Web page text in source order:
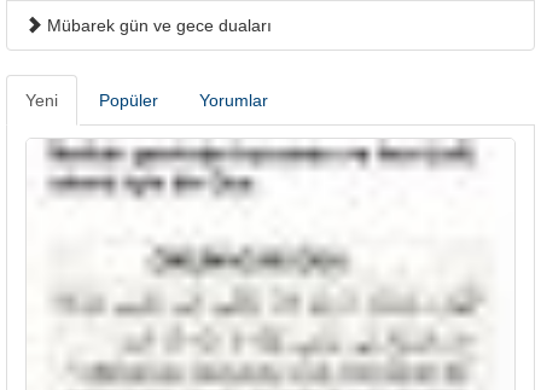
Mübarek gün ve gece duaları
Yeni Popüler Yorumlar